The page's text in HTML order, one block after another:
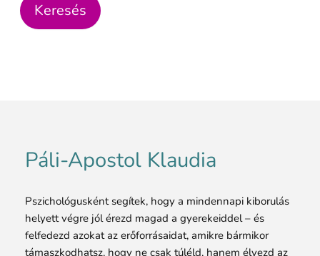
Páli-Apostol Klaudia
Pszichológusként segítek, hogy a mindennapi kiborulás
helyett végre jól érezd magad a gyerekeiddel – és
felfedezd azokat az erőforrásaidat, amikre bármikor
támaszkodhatsz, hogy ne csak túléld, hanem élvezd az